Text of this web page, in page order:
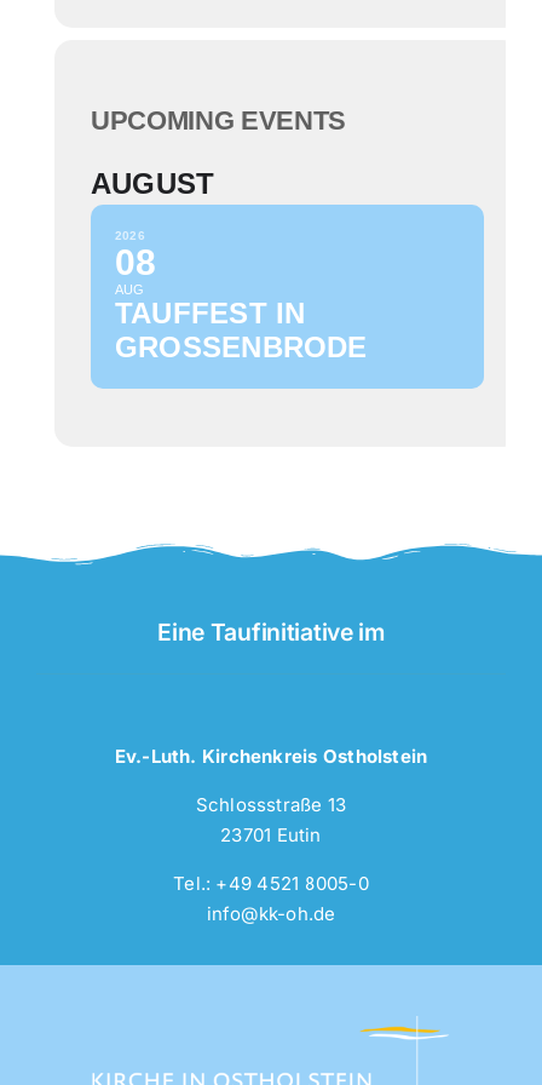
UPCOMING EVENTS
AUGUST
2026
08
AUG
TAUFFEST IN
GROSSENBRODE
Eine Taufinitiative im
Ev.-Luth. Kirchenkreis Ostholstein
Schlossstraße 13
23701 Eutin
Tel.: +49 4521 8005-0
info@kk-oh.de